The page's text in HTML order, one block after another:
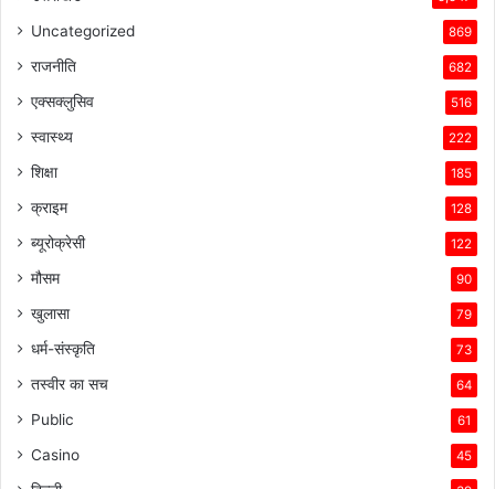
Uncategorized 869
राजनीति 682
एक्सक्लुसिव 516
स्वास्थ्य 222
शिक्षा 185
क्राइम 128
ब्यूरोक्रेसी 122
मौसम 90
खुलासा 79
धर्म-संस्कृति 73
तस्वीर का सच 64
Public 61
Casino 45